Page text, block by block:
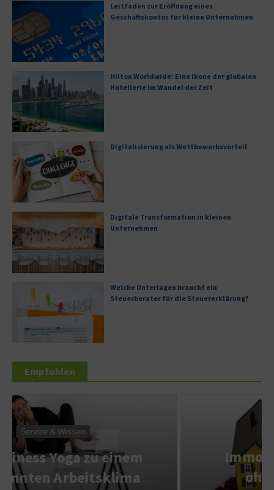
Leitfaden zur Eröffnung eines
Geschäftskontos für kleine Unternehmen
Hilton Worldwide: Eine Ikone der globalen
Hotellerie im Wandel der Zeit
Digitalisierung als Wettbewerbsvorteil
Digitale Transformation in kleinen
Unternehmen
Welche Unterlagen braucht ein
Steuerberater für die Steuererklärung?
Empfohlen
Immobilienfinanzierung
ohne Eigenkapital